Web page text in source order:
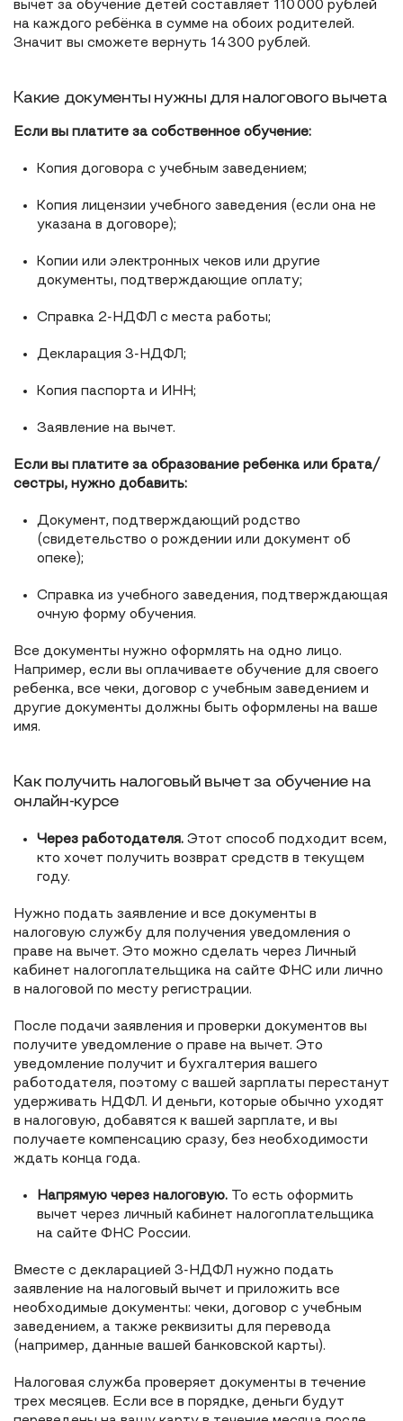
вычет за обучение детей составляет 110 000 рублей
на каждого ребёнка в сумме на обоих родителей.
Значит вы сможете вернуть 14 300 рублей.
Какие документы нужны для налогового вычета
Если вы платите за собственное обучение:
Копия договора с учебным заведением;
Копия лицензии учебного заведения (если она не
указана в договоре);
Копии или электронных чеков или другие
документы, подтверждающие оплату;
Справка 2-НДФЛ с места работы;
Декларация 3-НДФЛ;
Копия паспорта и ИНН;
Заявление на вычет.
Если вы платите за образование ребенка или брата/
сестры, нужно добавить:
Документ, подтверждающий родство
(свидетельство о рождении или документ об
опеке);
Справка из учебного заведения, подтверждающая
очную форму обучения.
Все документы нужно оформлять на одно лицо.
Например, если вы оплачиваете обучение для своего
ребенка, все чеки, договор с учебным заведением и
другие документы должны быть оформлены на ваше
имя.
Как получить налоговый вычет за обучение на
онлайн-курсе
Через работодателя. Этот способ подходит всем,
кто хочет получить возврат средств в текущем
году.
Нужно подать заявление и все документы в
налоговую службу для получения уведомления о
праве на вычет. Это можно сделать через Личный
кабинет налогоплательщика на сайте ФНС или лично
в налоговой по месту регистрации.
После подачи заявления и проверки документов вы
получите уведомление о праве на вычет. Это
уведомление получит и бухгалтерия вашего
работодателя, поэтому с вашей зарплаты перестанут
удерживать НДФЛ. И деньги, которые обычно уходят
в налоговую, добавятся к вашей зарплате, и вы
получаете компенсацию сразу, без необходимости
ждать конца года.
Напрямую через налоговую. То есть оформить
вычет через личный кабинет налогоплательщика
на сайте ФНС России.
Вместе с декларацией 3-НДФЛ нужно подать
заявление на налоговый вычет и приложить все
необходимые документы: чеки, договор с учебным
заведением, а также реквизиты для перевода
(например, данные вашей банковской карты).
Налоговая служба проверяет документы в течение
трех месяцев. Если все в порядке, деньги будут